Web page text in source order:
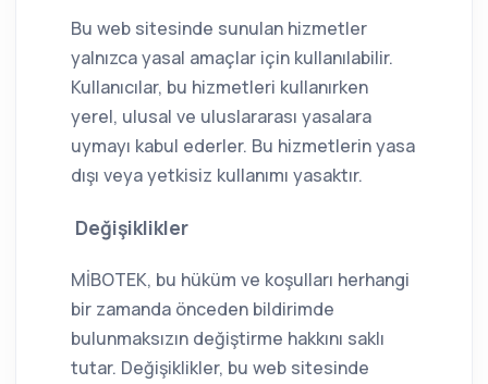
Bu web sitesinde sunulan hizmetler
yalnızca yasal amaçlar için kullanılabilir.
Kullanıcılar, bu hizmetleri kullanırken
yerel, ulusal ve uluslararası yasalara
uymayı kabul ederler. Bu hizmetlerin yasa
dışı veya yetkisiz kullanımı yasaktır.
Değişiklikler
MİBOTEK, bu hüküm ve koşulları herhangi
bir zamanda önceden bildirimde
bulunmaksızın değiştirme hakkını saklı
tutar. Değişiklikler, bu web sitesinde